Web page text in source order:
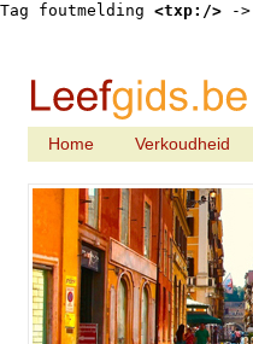
Tag foutmelding <txp:/> ->
Home Verkoudheid